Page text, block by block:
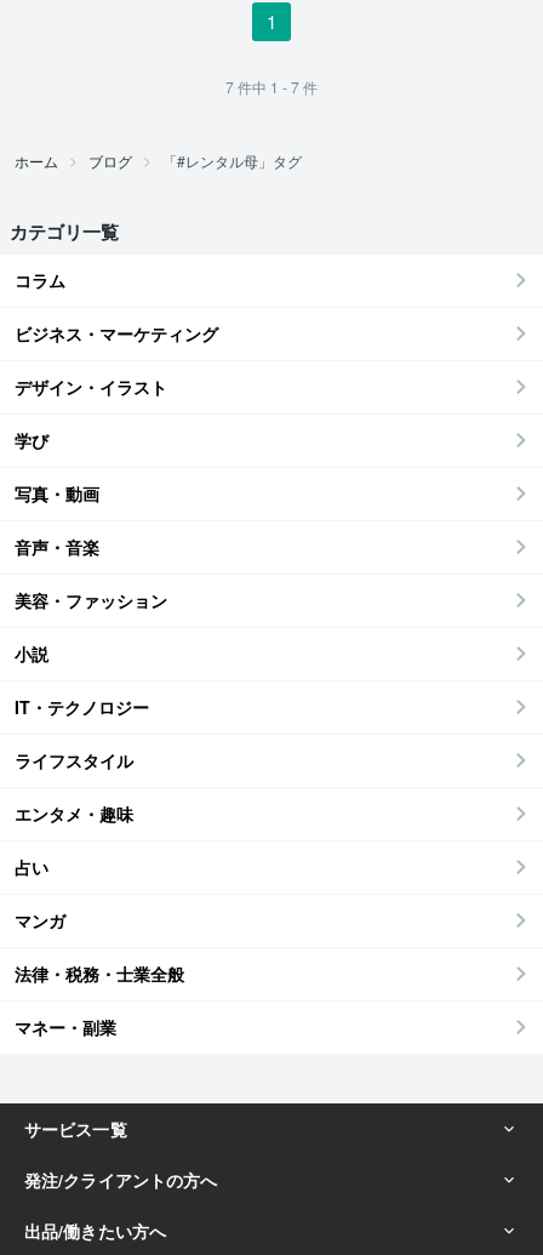
1
7件中 1 - 7件
ホーム ブログ 「#レンタル母」タグ
カテゴリ一覧
コラム
ビジネス・マーケティング
デザイン・イラスト
学び
写真・動画
音声・音楽
美容・ファッション
小説
IT・テクノロジー
ライフスタイル
エンタメ・趣味
占い
マンガ
法律・税務・士業全般
マネー・副業